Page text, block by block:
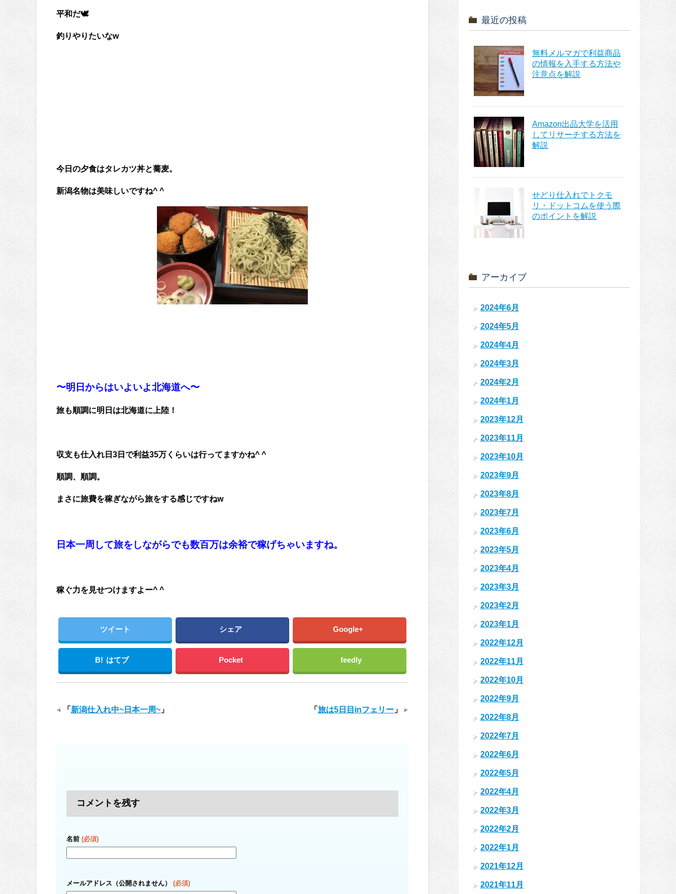
平和だ🕊
釣りやりたいなw
今日の夕食はタレカツ丼と蕎麦。
新潟名物は美味しいですね^ ^
〜明日からはいよいよ北海道へ〜
旅も順調に明日は北海道に上陸！
収支も仕入れ日3日で利益35万くらいは行ってますかね^ ^
順調、順調。
まさに旅費を稼ぎながら旅をする感じですねw
日本一周して旅をしながらでも数百万は余裕で稼げちゃいますね。
稼ぐ力を見せつけますよー^ ^
ツイート シェア Google+
B! はてブ Pocket feedly
「 旅は5日目inフェリー 」
「 新潟仕入れ中~日本一周~ 」
コメントを残す
名前 (必須)
メールアドレス（公開されません） (必須)
最近の投稿
無料メルマガで利益商品
の情報を入手する方法や
注意点を解説
Amazon出品大学を活用
してリサーチする方法を
解説
せどり仕入れでトクモ
リ・ドットコムを使う際
のポイントを解説
アーカイブ
2024年6月
2024年5月
2024年4月
2024年3月
2024年2月
2024年1月
2023年12月
2023年11月
2023年10月
2023年9月
2023年8月
2023年7月
2023年6月
2023年5月
2023年4月
2023年3月
2023年2月
2023年1月
2022年12月
2022年11月
2022年10月
2022年9月
2022年8月
2022年7月
2022年6月
2022年5月
2022年4月
2022年3月
2022年2月
2022年1月
2021年12月
2021年11月